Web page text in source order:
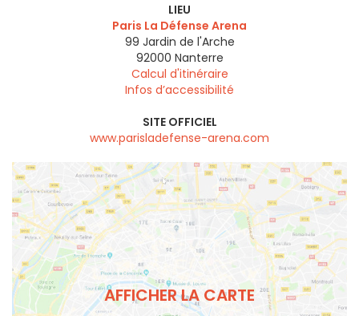
LIEU
Paris La Défense Arena
99 Jardin de l'Arche
92000 Nanterre
Calcul d'itinéraire
Infos d’accessibilité
SITE OFFICIEL
www.parisladefense-arena.com
AFFICHER LA CARTE